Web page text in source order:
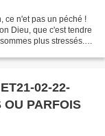
ce n'et pas un péché !
Dieu, que c'est tendre
plus stressés.
02-22-
OU PARFOIS